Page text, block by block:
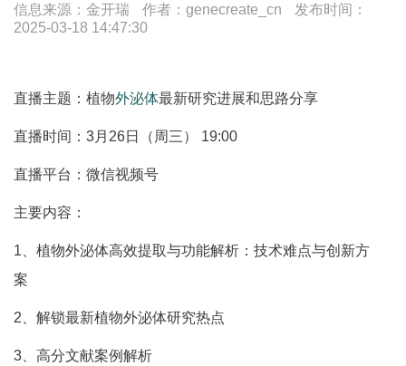
信息来源：金开瑞 作者：genecreate_cn
发布时间：
2025-03-18 14:47:30
直播主题：植物外泌体最新研究进展和思路分享
直播时间：3月26日（周三） 19:00
直播平台：微信视频号
主要内容：
1、植物外泌体高效提取与功能解析：技术难点与创新方
案
2、解锁最新植物外泌体研究热点
3、高分文献案例解析